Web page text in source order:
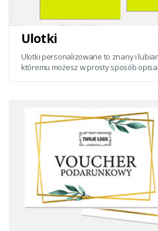
Ulotki
Ulotki personalizowane to znany i
któremu możesz w prosty sposób opisać i przedstawić swoją